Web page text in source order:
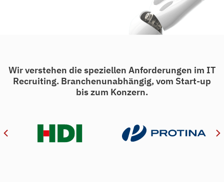
Wir verstehen die speziellen Anforderungen im IT
Recruiting. Branchenunabhängig, vom Start-up
bis zum Konzern.